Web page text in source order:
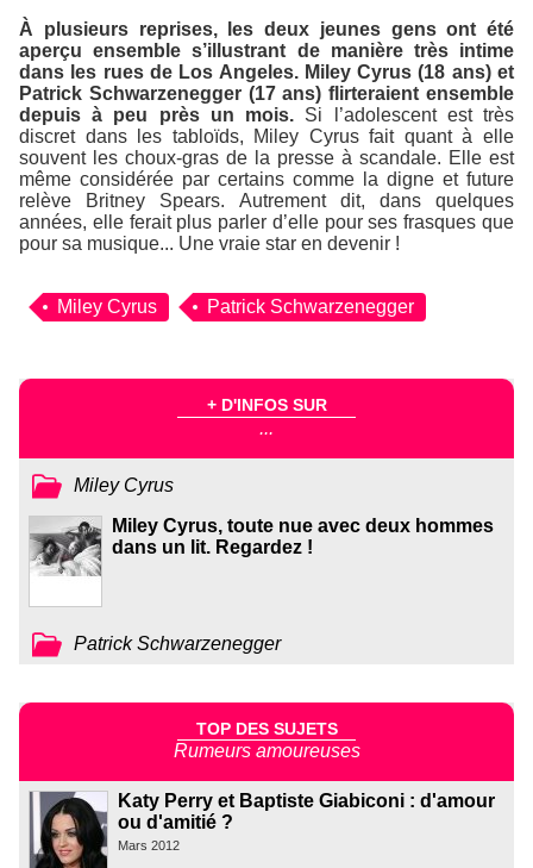
À plusieurs reprises, les deux jeunes gens ont été
aperçu ensemble s’illustrant de manière très intime
dans les rues de Los Angeles. Miley Cyrus (18 ans) et
Patrick Schwarzenegger (17 ans) flirteraient ensemble
depuis à peu près un mois. Si l’adolescent est très
discret dans les tabloïds, Miley Cyrus fait quant à elle
souvent les choux-gras de la presse à scandale. Elle est
même considérée par certains comme la digne et future
relève Britney Spears. Autrement dit, dans quelques
années, elle ferait plus parler d’elle pour ses frasques que
pour sa musique... Une vraie star en devenir !
Miley Cyrus Patrick Schwarzenegger
+ D'INFOS SUR
...
Miley Cyrus
Miley Cyrus, toute nue avec deux hommes
dans un lit. Regardez !
Patrick Schwarzenegger
TOP DES SUJETS
Rumeurs amoureuses
Katy Perry et Baptiste Giabiconi : d'amour
ou d'amitié ?
Mars 2012